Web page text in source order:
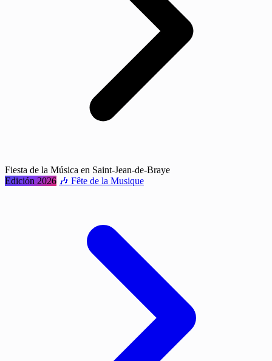
Fiesta de la Música en Saint-Jean-de-Braye
Edición 2026 🎶 Fête de la Musique